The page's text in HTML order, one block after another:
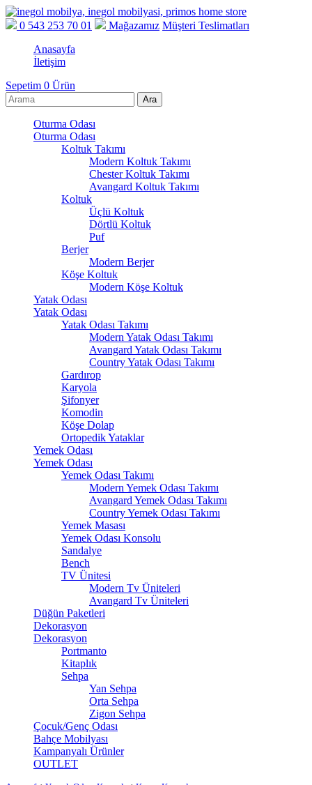
0 543 253 70 01 Mağazamız Müşteri Teslimatları
Anasayfa
İletişim
Sepetim 0 Ürün
Oturma Odası
Oturma Odası
Koltuk Takımı
Modern Koltuk Takımı
Chester Koltuk Takımı
Avangard Koltuk Takımı
Koltuk
Üçlü Koltuk
Dörtlü Koltuk
Puf
Berjer
Modern Berjer
Köşe Koltuk
Modern Köşe Koltuk
Yatak Odası
Yatak Odası
Yatak Odası Takımı
Modern Yatak Odası Takımı
Avangard Yatak Odası Takımı
Country Yatak Odası Takımı
Gardırop
Karyola
Şifonyer
Komodin
Köşe Dolap
Ortopedik Yataklar
Yemek Odası
Yemek Odası
Yemek Odası Takımı
Modern Yemek Odası Takımı
Avangard Yemek Odası Takımı
Country Yemek Odası Takımı
Yemek Masası
Yemek Odası Konsolu
Sandalye
Bench
TV Ünitesi
Modern Tv Üniteleri
Avangard Tv Üniteleri
Düğün Paketleri
Dekorasyon
Dekorasyon
Portmanto
Kitaplık
Sehpa
Yan Sehpa
Orta Sehpa
Zigon Sehpa
Çocuk/Genç Odası
Bahçe Mobilyası
Kampanyalı Ürünler
OUTLET